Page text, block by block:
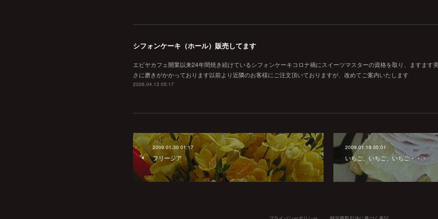
シフォンケーキ（ホール）販売してます
エビヤカフェ開業以来24年間焼き続けているシフォンケーキコロナ禍にスイーツマスターの資格を取り、ますます
さに磨きがかかっております以前より近隣のお客様にご注文頂いておりますが、改めてご案内いたします
2026.04.13 05:17
2009.01.30 01:17
フリージア
2009.01.19 05:01
いちご、いちご、いちご・・・